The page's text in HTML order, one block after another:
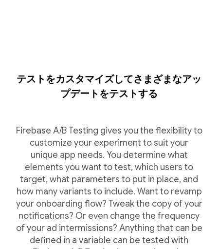
テストをカスタマイズしてさまざまなアッ
プデートをテストする
Firebase A/B Testing gives you the flexibility to
customize your experiment to suit your
unique app needs. You determine what
elements you want to test, which users to
target, what parameters to put in place, and
how many variants to include. Want to revamp
your onboarding flow? Tweak the copy of your
notifications? Or even change the frequency
of your ad intermissions? Anything that can be
defined in a variable can be tested with